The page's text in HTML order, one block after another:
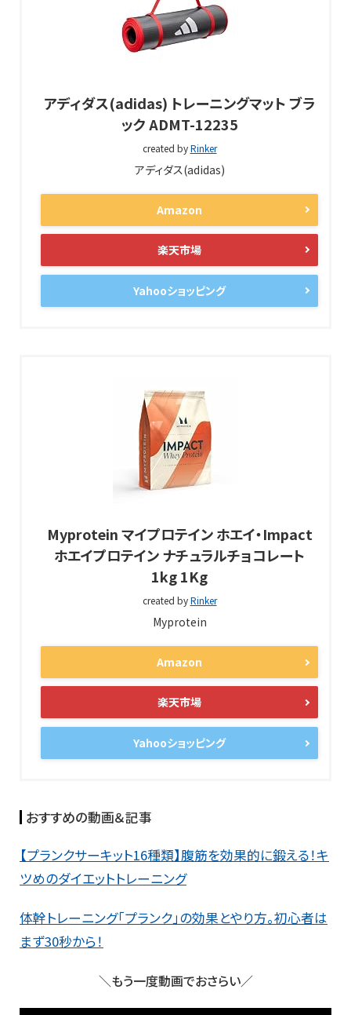
アディダス(adidas) トレーニングマット ブラ
ック ADMT-12235
created byRinker
アディダス(adidas)
Amazon
楽天市場
Yahooショッピング
Myprotein マイプロテイン ホエイ・Impact
ホエイプロテイン ナチュラルチョコレート
1kg 1Kg
created byRinker
Myprotein
Amazon
楽天市場
Yahooショッピング
おすすめの動画＆記事
【プランクサーキット16種類】腹筋を効果的に鍛える！キ
ツめのダイエットトレーニング
体幹トレーニング「プランク」の効果とやり方。初心者は
まず30秒から！
＼もう一度動画でおさらい／